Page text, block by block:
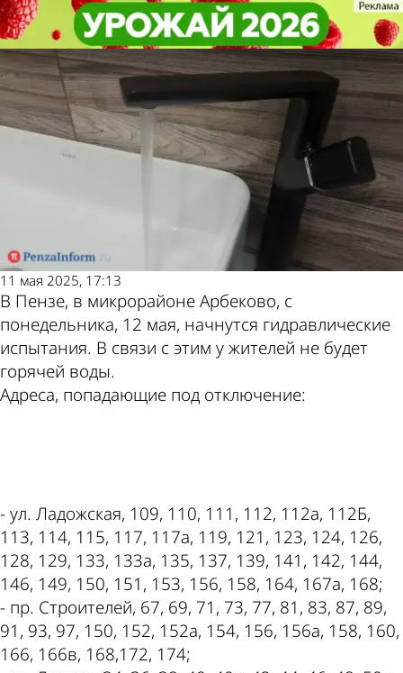
В Арбекове на 2 недели отключат
горячую воду
Общество
11 мая 2025, 17:13
В Пензе, в микрорайоне Арбеково, с
понедельника, 12 мая, начнутся гидравлические
испытания. В связи с этим у жителей не будет
горячей воды.
Адреса, попадающие под отключение:
- ул. Ладожская, 109, 110, 111, 112, 112а, 112Б,
113, 114, 115, 117, 117а, 119, 121, 123, 124, 126,
128, 129, 133, 133а, 135, 137, 139, 141, 142, 144,
146, 149, 150, 151, 153, 156, 158, 164, 167а, 168;
- пр. Строителей, 67, 69, 71, 73, 77, 81, 83, 87, 89,
91, 93, 97, 150, 152, 152а, 154, 156, 156а, 158, 160,
166, 166в, 168,172, 174;
В Арбекове на 2 недели отключат
горячую воду
Общество
Другие новости
по теме
Погода и курсы
валют в Пензе